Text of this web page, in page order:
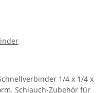
1/4 x 1/4 x
Schlauch-Zubehör für